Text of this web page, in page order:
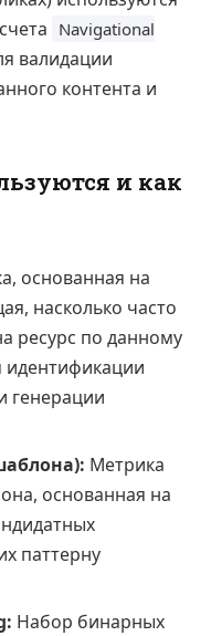
Navigational
валидации
контента и
и как
основанная на
насколько часто
ресурс по данному
идентификации
генерации
Метрика
основанная на
паттерну
Набор бинарных